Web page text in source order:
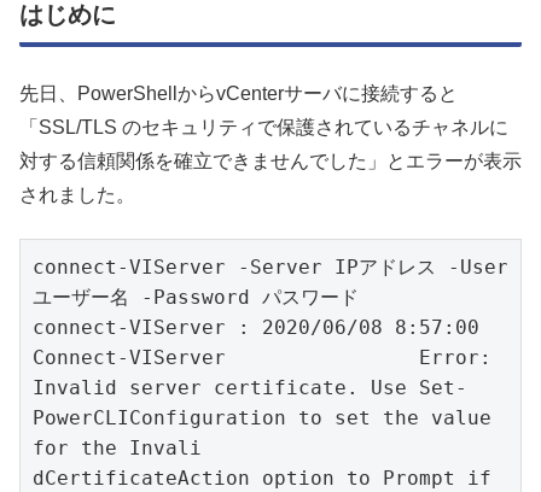
はじめに
先日、PowerShellからvCenterサーバに接続すると
「SSL/TLS のセキュリティで保護されているチャネルに
対する信頼関係を確立できませんでした」とエラーが表示
されました。
connect-VIServer -Server IPアドレス -User
ユーザー名 -Password パスワード
connect-VIServer : 2020/06/08 8:57:00
Connect-VIServer		Error:
Invalid server certificate. Use Set-
PowerCLIConfiguration to set the value
for the Invali
dCertificateAction option to Prompt if